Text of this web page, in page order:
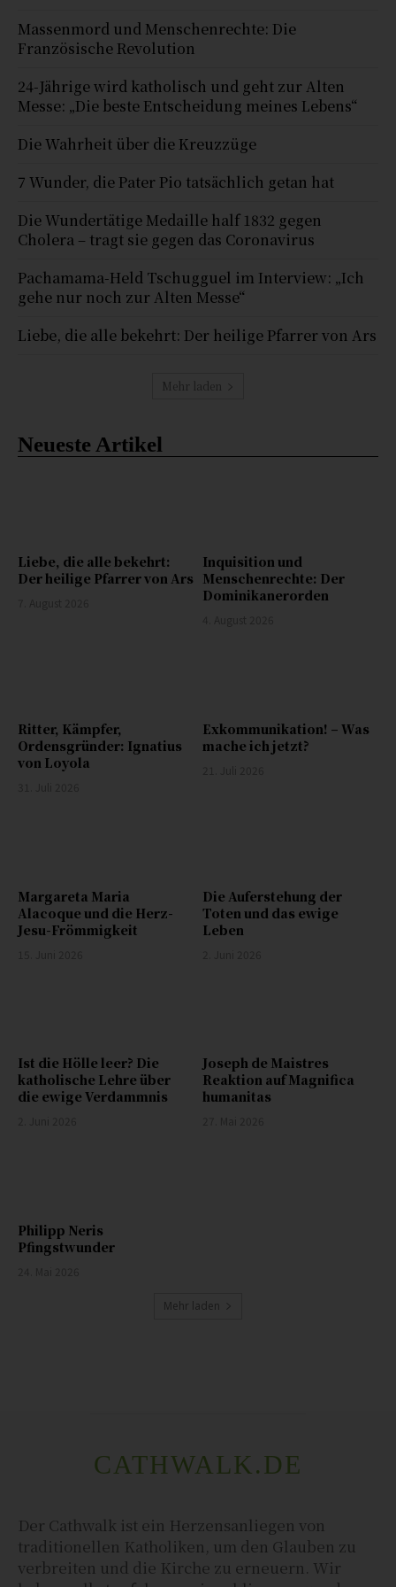
Neueste Artikel
Liebe, die alle bekehrt:
Der heilige Pfarrer von Ars
Inquisition und
Menschenrechte: Der
Dominikanerorden
Ritter, Kämpfer,
Ordensgründer: Ignatius
von Loyola
Exkommunikation! – Was
mache ich jetzt?
Margareta Maria
Alacoque und die Herz-
Jesu-Frömmigkeit
Die Auferstehung der
Toten und das ewige
Leben
Ist die Hölle leer? Die
katholische Lehre über
die ewige Verdammnis
Joseph de Maistres
Reaktion auf Magnifica
humanitas
Philipp Neris
Pfingstwunder
Mehr laden
Massenmord und Menschenrechte: Die
Französische Revolution
24-Jährige wird katholisch und geht zur Alten
Messe: „Die beste Entscheidung meines Lebens“
Die Wahrheit über die Kreuzzüge
7 Wunder, die Pater Pio tatsächlich getan hat
Die Wundertätige Medaille half 1832 gegen
Cholera – tragt sie gegen das Coronavirus
Pachamama-Held Tschugguel im Interview: „Ich
gehe nur noch zur Alten Messe“
Liebe, die alle bekehrt: Der heilige Pfarrer von Ars
Mehr laden
CATHWALK.DE
Der Cathwalk ist ein Herzensanliegen von
traditionellen Katholiken, um den Glauben zu
verbreiten und die Kirche zu erneuern. Wir